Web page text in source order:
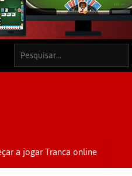
a jogar Tranca online